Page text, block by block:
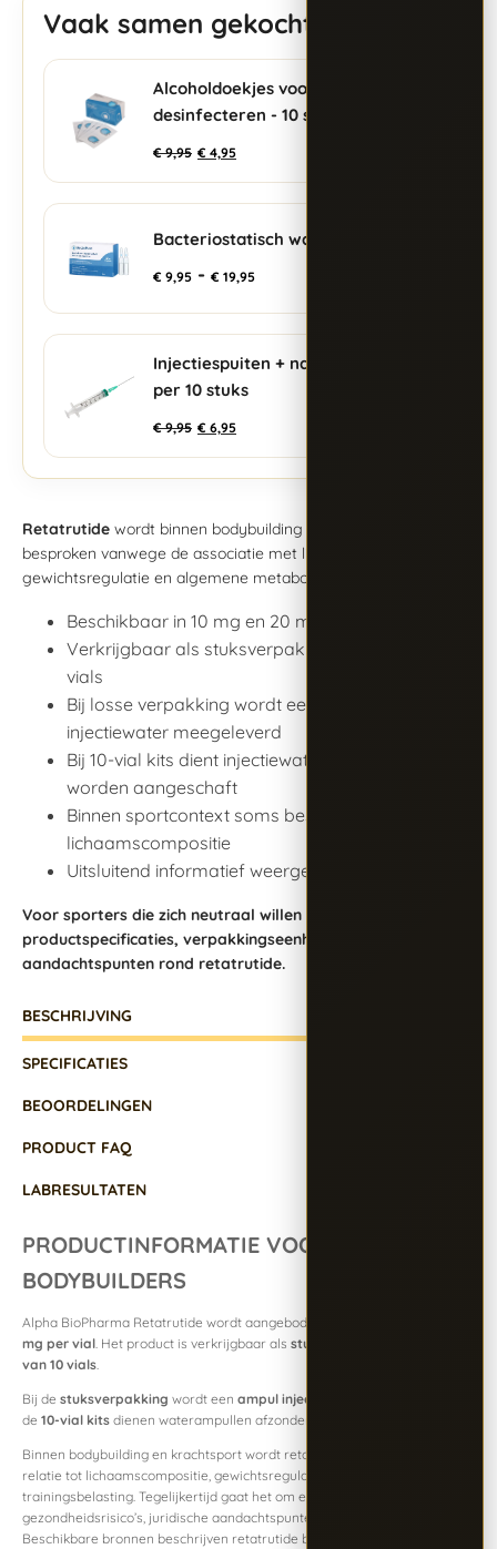
Vaak samen gekocht
Alcoholdoekjes voor
desinfecteren - 10 stuks
€9,95 € 4,95
Bacteriostatisch water
€ 9,95 - € 19,95
Injectiespuiten + naalden
per 10 stuks
€9,95 € 6,95
Retatrutide wordt binnen bodybuilding en krachtsport soms
besproken vanwege de associatie met lichaamscompositie,
gewichtsregulatie en algemene metabole processen.
Beschikbaar in 10 mg en 20 mg per vial
Verkrijgbaar als stuksverpakking of kit van 10
vials
Bij losse verpakking wordt een ampul
injectiewater meegeleverd
Bij 10-vial kits dient injectiewater afzonderlijk te
worden aangeschaft
Binnen sportcontext soms besproken in relatie tot
lichaamscompositie
Uitsluitend informatief weergegeven
Voor sporters die zich neutraal willen informeren over
productspecificaties, verpakkingseenheden en algemene
aandachtspunten rond retatrutide.
BESCHRIJVING
SPECIFICATIES
BEOORDELINGEN
PRODUCT FAQ
LABRESULTATEN
PRODUCTINFORMATIE VOOR
BODYBUILDERS
Alpha BioPharma Retatrutide wordt aangeboden in
mg per vial. Het product is verkrijgbaar als stuksverpakking
van 10 vials.
Bij de stuksverpakking wordt een ampul injectiewater
de 10-vial kits dienen waterampullen afzonderlijk te worden aangeschaft.
Binnen bodybuilding en krachtsport wordt retatrutide soms besproken in
relatie tot lichaamscompositie, gewichtsregulatie en algemene
trainingsbelasting. Tegelijkertijd gaat het om een stof met belangrijke
gezondheidsrisico’s, juridische aandachtspunten en antidopingrelevantie.
Beschikbare bronnen beschrijven retatrutide bovendien als een